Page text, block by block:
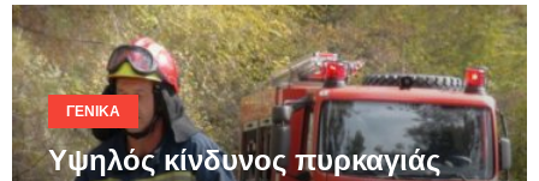
ΓΕΝΙΚΆ
Υψηλός κίνδυνος πυρκαγιάς